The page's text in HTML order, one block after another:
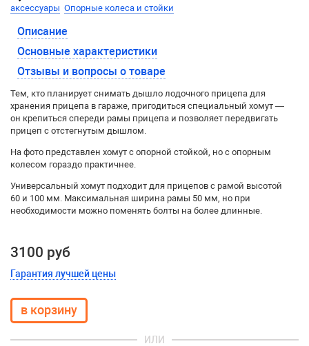
аксессуары Опорные колеса и стойки
Описание
Основные характеристики
Отзывы и вопросы о товаре
Тем, кто планирует снимать дышло лодочного прицепа для
хранения прицепа в гараже, пригодиться специальный хомут —
он крепиться спереди рамы прицепа и позволяет передвигать
прицеп с отстегнутым дышлом.
На фото представлен хомут с опорной стойкой, но с опорным
колесом гораздо практичнее.
Универсальный хомут подходит для прицепов с рамой высотой
60 и 100 мм. Максимальная ширина рамы 50 мм, но при
необходимости можно поменять болты на более длинные.
3100 руб
Гарантия лучшей цены
ИЛИ